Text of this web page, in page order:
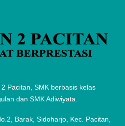
Pacitan, SMK berbasis kelas
dan SMK Adiwiyata.
Barak, Sidoharjo, Kec. Pacitan,